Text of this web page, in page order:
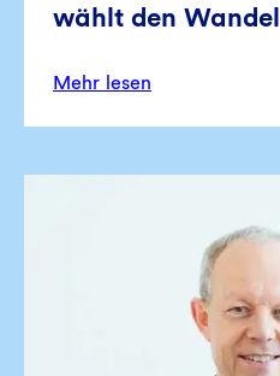
wählt den Wandel
Mehr lesen